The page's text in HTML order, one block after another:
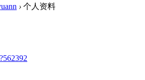
› 个人资料